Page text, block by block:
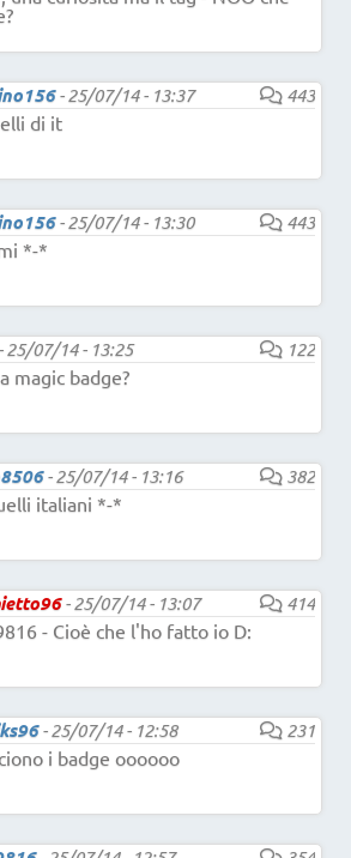
-25/07/14 - 13:37
443
di it
-25/07/14 - 13:30
443
*-*
25/07/14 - 13:25
122
magic badge?
-25/07/14 - 13:16
382
italiani *-*
-25/07/14 - 13:07
414
- Cioè che l'ho fatto io D:
-25/07/14 - 12:58
231
i badge oooooo